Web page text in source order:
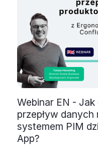
Webinar EN -
przepływ
systemem PIM
App?